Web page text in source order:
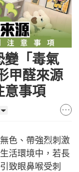
變「毒氣
甲醛來源
意事項
色、帶強烈刺激
活環境中，若長
致眼鼻喉受刺